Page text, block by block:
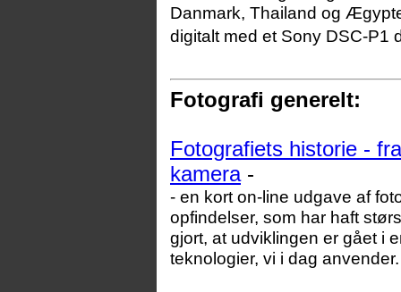
Danmark, Thailand og
digitalt med et Sony DSC-P1
Fotografi generelt:
Fotografiets historie -
kamera-
- en kort on-line udgave af
opfindelser, som har haft
gjort, at udviklingen er gået i
teknologier, vi i dag anvender.